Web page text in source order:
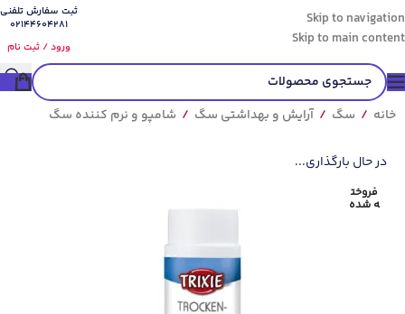
Skip to navigation
Skip to main content
ثبت سفارش تلفنی
02144604281
ورود / ثبت نام
خانه / سگ / آرایش و بهداشتی سگ / شامپو و نرم کننده سگ
در حال بارگذاری...
فروخت
ه شده